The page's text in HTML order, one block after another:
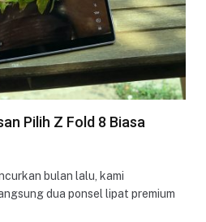
Pilih Z Fold 8 Biasa
bulan lalu, kami
dua ponsel lipat premium